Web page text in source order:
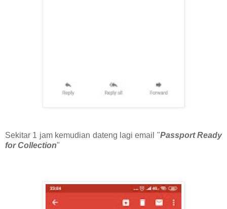
Sekitar 1 jam kemudian dateng lagi email "Passport Ready
for Collection"